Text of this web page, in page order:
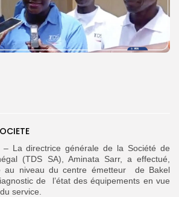
– La directrice générale de la Société de
(TDS SA), Aminata Sarr, a effectué,
au niveau du centre émetteur de Bakel
de l’état des équipements en vue
service.